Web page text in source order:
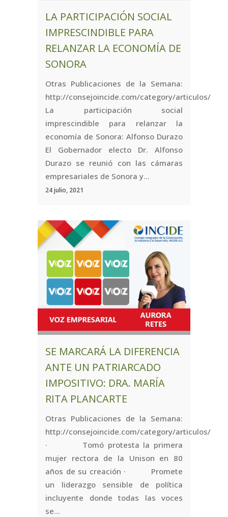
LA PARTICIPACIÓN SOCIAL
IMPRESCINDIBLE PARA
RELANZAR LA ECONOMÍA DE
SONORA
Otras Publicaciones de la Semana:
http://consejoincide.com/category/articulos/
La participación social
imprescindible para relanzar la
economía de Sonora: Alfonso Durazo
El Gobernador electo Dr. Alfonso
Durazo se reunió con las cámaras
empresariales de Sonora y...
24 julio, 2021
SE MARCARÁ LA DIFERENCIA
ANTE UN PATRIARCADO
IMPOSITIVO: DRA. MARÍA
RITA PLANCARTE
Otras Publicaciones de la Semana:
http://consejoincide.com/category/articulos/
· Tomó protesta la primera
mujer rectora de la Unison en 80
años de su creación · Promete
un liderazgo sensible de política
incluyente donde todas las voces
se...